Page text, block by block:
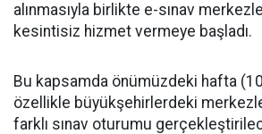
alınmasıyla birlikte e-sınav
kesintisiz hizmet vermeye başladı.
Bu kapsamda önümüzdeki hafta
özellikle büyükşehirlerdeki
farklı sınav oturumu